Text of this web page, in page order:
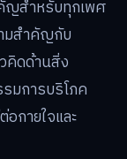
ญสำหรับทุกเพศ
มสำคัญกับ
คิดด้านสิ่ง
มการบริโภค
กายใจและ